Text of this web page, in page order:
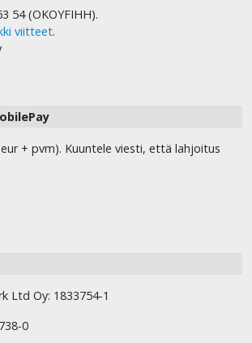
54 (OKOYFIHH).
viitteet.
+ pvm). Kuuntele viesti, että lahjoitus
Ltd Oy: 1833754-1
0